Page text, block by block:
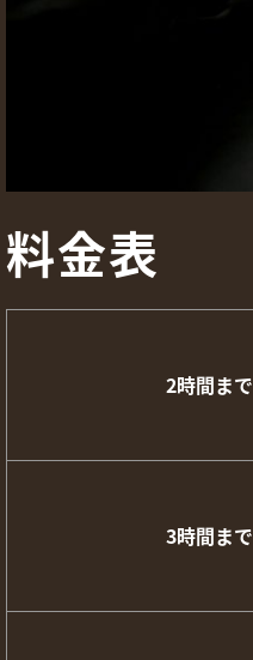
料金表
2時間まで
3時間まで